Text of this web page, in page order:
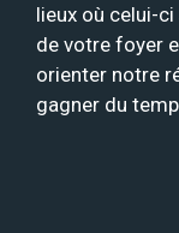
lieux où celui-
de votre foyer
orienter notre
gagner du